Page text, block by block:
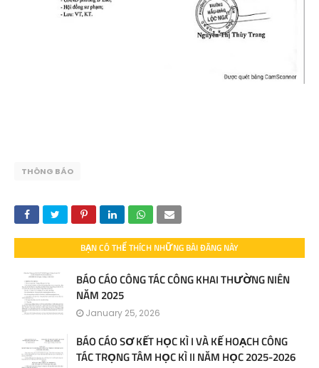
THÔNG BÁO
BẠN CÓ THỂ THÍCH NHỮNG BÀI ĐĂNG NÀY
BÁO CÁO CÔNG TÁC CÔNG KHAI THƯỜNG NIÊN
NĂM 2025
January 25, 2026
BÁO CÁO SƠ KẾT HỌC KÌ I VÀ KẾ HOẠCH CÔNG
TÁC TRỌNG TÂM HỌC KÌ II NĂM HỌC 2025-2026